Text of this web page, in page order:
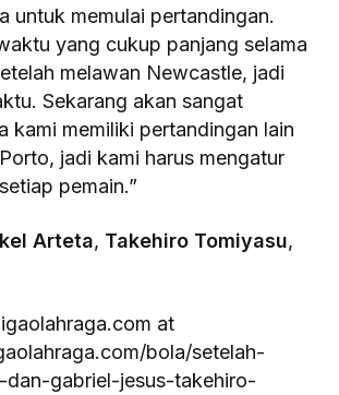
untuk memulai pertandingan.
yang cukup panjang selama
melawan Newcastle, jadi
Sekarang akan sangat
kami memiliki pertandingan lain
jadi kami harus mengatur
pemain.”
Arteta, Takehiro Tomiyasu,
at
bola/setelah-
dan-gabriel-jesus-takehiro-